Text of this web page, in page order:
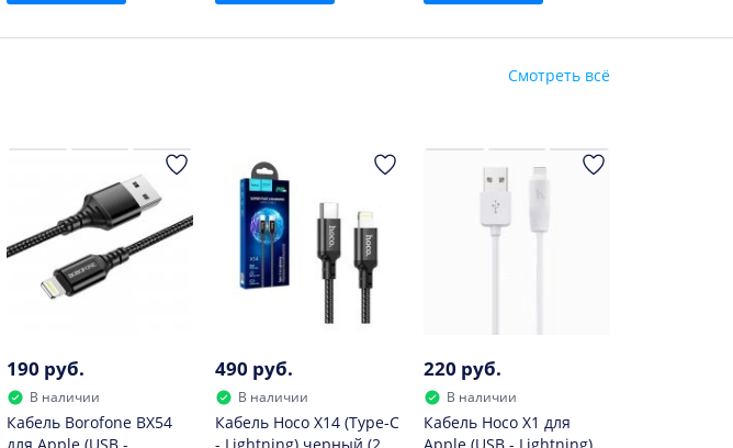
Смотреть всё
190 руб.
В наличии
Кабель Borofone BX54
490 руб.
В наличии
Кабель Hoco X14 (Type-C
220 руб.
В наличии
Кабель Hoco X1 для